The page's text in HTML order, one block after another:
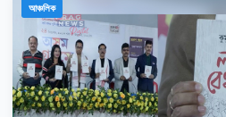
আঞ্চলিক